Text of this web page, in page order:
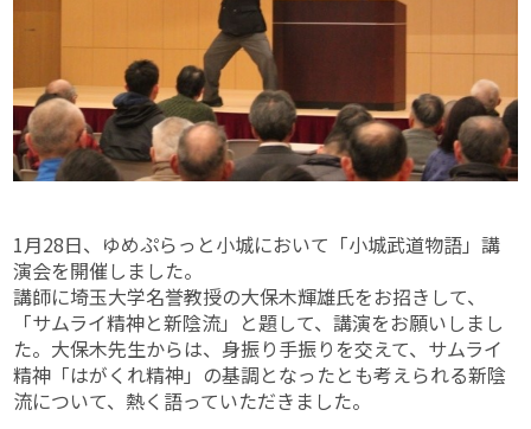
1月28日、ゆめぷらっと小城において「小城武道物語」講
演会を開催しました。
講師に埼玉大学名誉教授の大保木輝雄氏をお招きして、
「サムライ精神と新陰流」と題して、講演をお願いしまし
た。大保木先生からは、身振り手振りを交えて、サムライ
精神「はがくれ精神」の基調となったとも考えられる新陰
流について、熱く語っていただきました。